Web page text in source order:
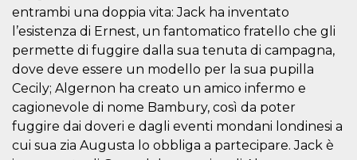
entrambi una doppia vita: Jack ha inventato
l’esistenza di Ernest, un fantomatico fratello che gli
permette di fuggire dalla sua tenuta di campagna,
dove deve essere un modello per la sua pupilla
Cecily; Algernon ha creato un amico infermo e
cagionevole di nome Bambury, così da poter
fuggire dai doveri e dagli eventi mondani londinesi a
cui sua zia Augusta lo obbliga a partecipare. Jack è
mantenere le
variabili di
sessione utente.
Normalmente è
un numero
generato in
modo casuale, il
modo in cui
può essere
specifico per il
sito, ma un
buon esempio è
mantenere uno